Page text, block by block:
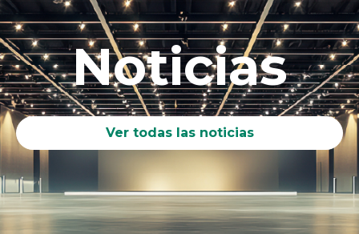
Noticias
Ver todas las noticias